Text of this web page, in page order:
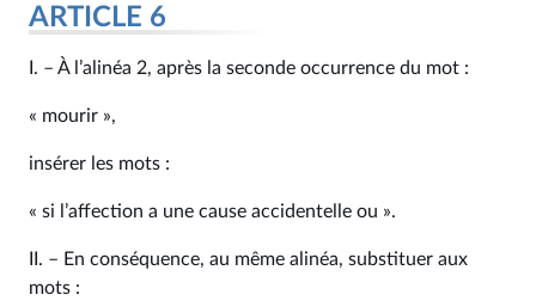
ARTICLE 6
I. – À l’alinéa 2, après la seconde occurrence du mot :
« mourir »,
insérer les mots :
« si l’affection a une cause accidentelle ou ».
II. – En conséquence, au même alinéa, substituer aux
mots :